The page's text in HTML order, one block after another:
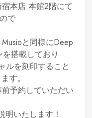
本店 本館2階にて
で
と同様にDeep
搭載しており
ルを刻印すること
す。
前予約していただい
明いたします！